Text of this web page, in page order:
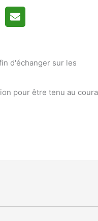
d'échanger sur les
pour être tenu au